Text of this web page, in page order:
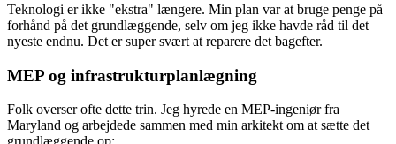
Teknologi er ikke "ekstra" længere. Min plan var at bruge penge på
forhånd på det grundlæggende, selv om jeg ikke havde råd til det
nyeste endnu. Det er super svært at reparere det bagefter.
MEP og infrastrukturplanlægning
Folk overser ofte dette trin. Jeg hyrede en MEP-ingeniør fra
Maryland og arbejdede sammen med min arkitekt om at sætte det